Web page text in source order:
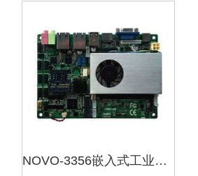
NOVO-3356嵌入式工业主板